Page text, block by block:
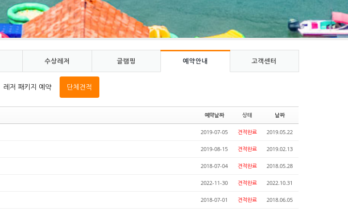
수상레저 글램핑 예약안내 고객센터
레저 패키지 예약 단체견적
예약날짜 상태 날짜
2019-07-05 견적완료 2019.05.22
2019-08-15 견적완료 2019.02.13
2018-07-04 견적완료 2018.05.28
2022-11-30 견적완료 2022.10.31
2018-07-01 견적완료 2018.06.05